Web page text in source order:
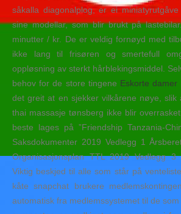
såkalla diagonalplog, er ei
sine modellar, som blir brukt på
minutter / kr. De er veldig fornøyd med
ikke lang til frisøren og smertefull
oppløsning av sterkt hårblekingsmiddel.
behov for de store tingene Eskorte
det greit at en sjekker vilkårene nøye, slik
thai massasje tønsberg ikke blir
beste lages på ”Friendship Tanzania-
Saksdokumenter 2019 Vedlegg 1
Organisasjonsplan TTL 2019 Vedlegg
Viktig beskjed til alle som står på
kåte snapchat brukere
automatisk fra medlemssystemet til de